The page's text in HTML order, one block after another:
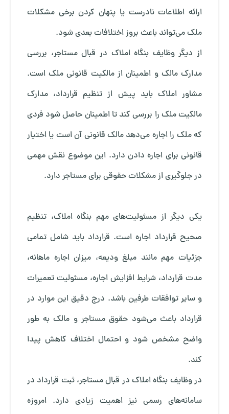
ارائه اطلاعات نادرست یا پنهان کردن برخی مشکلات
ملک می‌تواند باعث بروز اختلافات بعدی شود.
از دیگر وظایف بنگاه املاک در قبال مستاجر، بررسی
مدارک مالک و اطمینان از مالکیت قانونی ملک است.
مشاور املاک باید پیش از تنظیم قرارداد، مدارک
مالکیت ملک را بررسی کند تا اطمینان حاصل شود فردی
که ملک را اجاره می‌دهد مالک قانونی آن است یا اختیار
قانونی برای اجاره دادن دارد. این موضوع نقش مهمی
در جلوگیری از مشکلات حقوقی برای مستاجر دارد.
یکی دیگر از مسئولیت‌های مهم بنگاه املاک، تنظیم
صحیح قرارداد اجاره است. قرارداد باید شامل تمامی
جزئیات مهم مانند مبلغ ودیعه، میزان اجاره ماهانه،
مدت قرارداد، شرایط افزایش اجاره، مسئولیت تعمیرات
و سایر توافقات طرفین باشد. درج دقیق این موارد در
قرارداد باعث می‌شود حقوق مستاجر و مالک به طور
واضح مشخص شود و احتمال اختلاف کاهش پیدا
کند.
در وظایف بنگاه املاک در قبال مستاجر، ثبت قرارداد در
سامانه‌های رسمی نیز اهمیت زیادی دارد. امروزه